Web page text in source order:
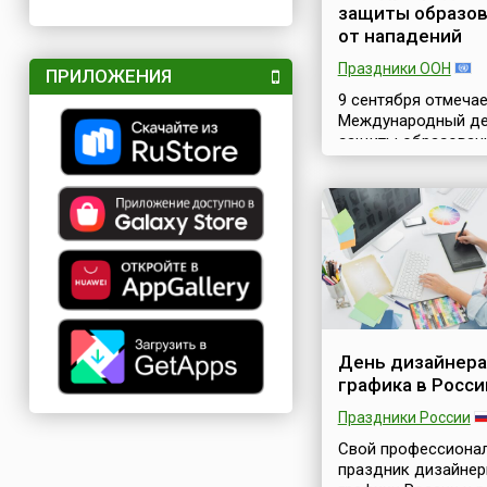
ПРИЛОЖЕНИЯ
защиты
от нападений
Праздники ООН
9 сентября
Международный
защиты
нападений (англ.
Education from
Чтобы привлечь
к возросшей
небезопасности
взрослых в стенах
образовательных
учреждений, 28
Ассамблея ООН
резолюцию 74/275,
провозгласив
Международный
защиты
сожалению, в
День
графика в
Праздники России
Свой
праздник